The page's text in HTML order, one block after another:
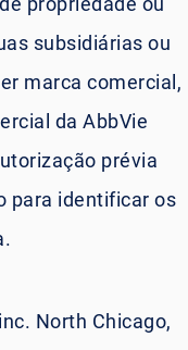
subsidiárias ou
marca comercial,
da AbbVie
prévia
para identificar os
North Chicago,